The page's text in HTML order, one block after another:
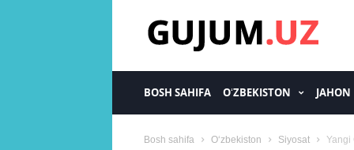
BOSH SAHIFA OʻZBEKISTON JAHON
Bosh sahifa Oʻzbekiston Siyosat
Yangi